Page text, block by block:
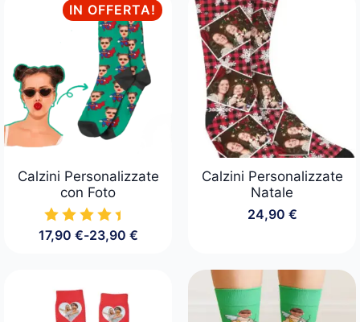
IN OFFERTA!
Calzini Personalizzate
con Foto
17,90 €-23,90 €
Fascia
17,90 €
Calzini Personalizzate
Natale
24,90 €